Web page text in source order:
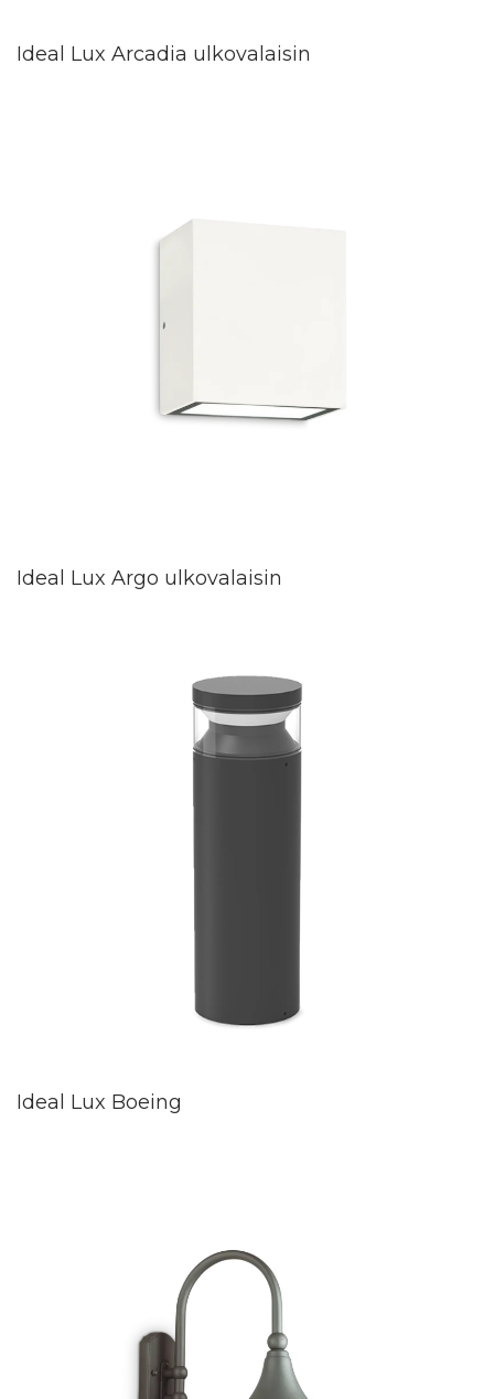
Ideal Lux Arcadia ulkovalaisin
Ideal Lux Argo ulkovalaisin
Ideal Lux Boeing